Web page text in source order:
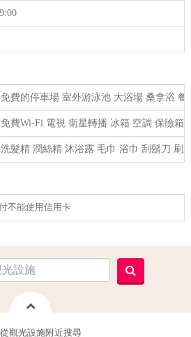
免費的停車場 室外游泳池 大浴場 桑拿浴
免費Wi-Fi 電視 衛星轉播 冰箱 空調 保險箱
洗髮精 潤絲精 沐浴露 毛巾 浴巾 刮鬍刀 刷
不能使用信用卡
從觀光設施附近搜尋